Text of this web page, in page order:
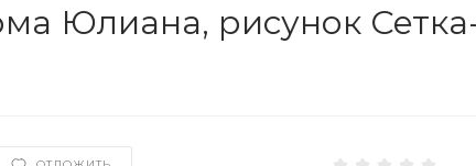
Юлиана, рисунок